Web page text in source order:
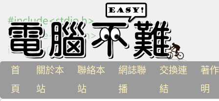
首
頁
關於本
站
聯絡本
站
網誌聯
播
交換連
結
著
明